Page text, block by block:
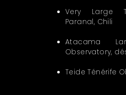
Very Large
Paranal, Chili
Atacama
Observatory,
Teide Ténérife